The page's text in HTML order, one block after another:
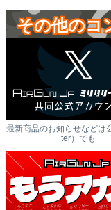
その他のコ
最新商品のお知らせなどは
ter）でも